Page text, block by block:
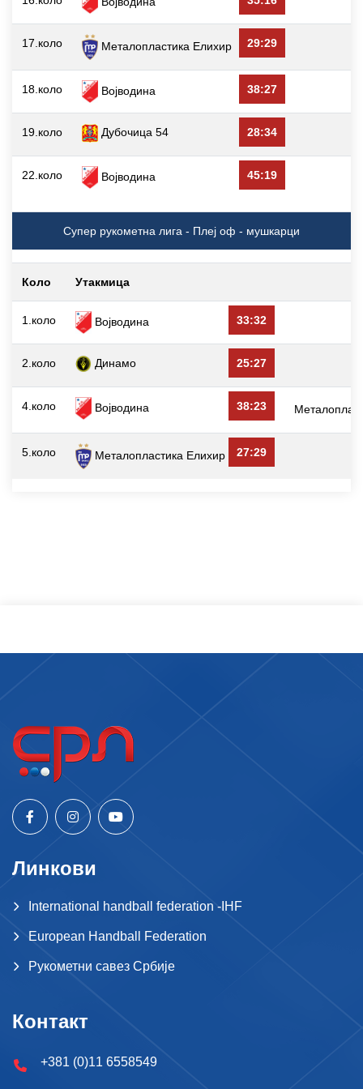
17.коло Металопластика Елиxир 29:29
18.коло Војводина 38:27
19.коло Дубочица 54 28:34
22.коло Војводина 45:19
Супер рукометна лига - Плеј оф - мушкарци
Коло Утакмица
1.коло Војводина 33:32
2.коло Динамо 25:27
4.коло Војводина 38:23
5.коло Металопластика Елиxир 27:29
Линкови
International handball federation -IHF
European Handball Federation
Рукометни савез Србије
Контакт
+381 (0)11 6558549